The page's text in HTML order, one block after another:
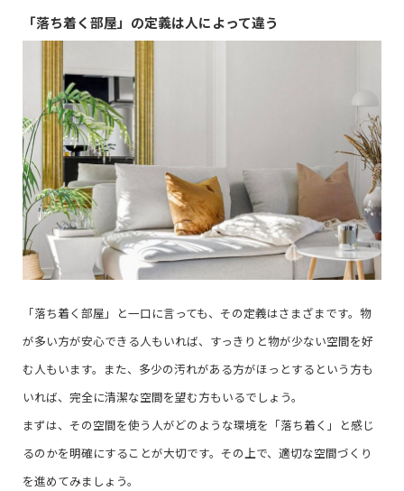
「落ち着く部屋」の定義は人によって違う
「落ち着く部屋」と一口に言っても、その定義はさまざまです。物
が多い方が安心できる人もいれば、すっきりと物が少ない空間を好
む人もいます。また、多少の汚れがある方がほっとするという方も
いれば、完全に清潔な空間を望む方もいるでしょう。
まずは、その空間を使う人がどのような環境を「落ち着く」と感じ
るのかを明確にすることが大切です。その上で、適切な空間づくり
を進めてみましょう。